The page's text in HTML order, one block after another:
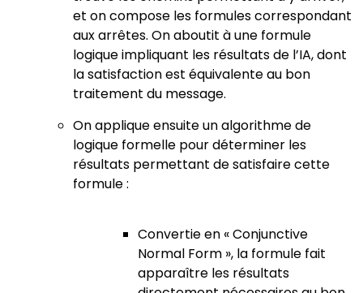
et on compose les formules correspondant
aux arrêtes. On aboutit à une formule
logique impliquant les résultats de l’IA, dont
la satisfaction est équivalente au bon
traitement du message.
On applique ensuite un algorithme de
logique formelle pour déterminer les
résultats permettant de satisfaire cette
formule :
Convertie en « Conjunctive
Normal Form », la formule fait
apparaître les résultats